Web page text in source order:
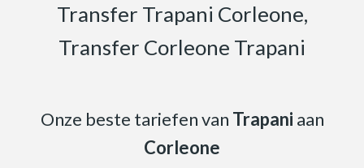
Transfer Trapani Corleone,
Transfer Corleone Trapani
Onze beste tariefen van Trapani aan
Corleone